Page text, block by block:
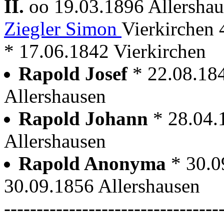
II. oo 19.03.1896
Ziegler Simon Vierkirchen
* 17.06.1842 Vierkirchen
Rapold Josef *
Allershausen
Rapold Johann *
Allershausen
Rapold Anonyma *
30.09.1856 Allershausen